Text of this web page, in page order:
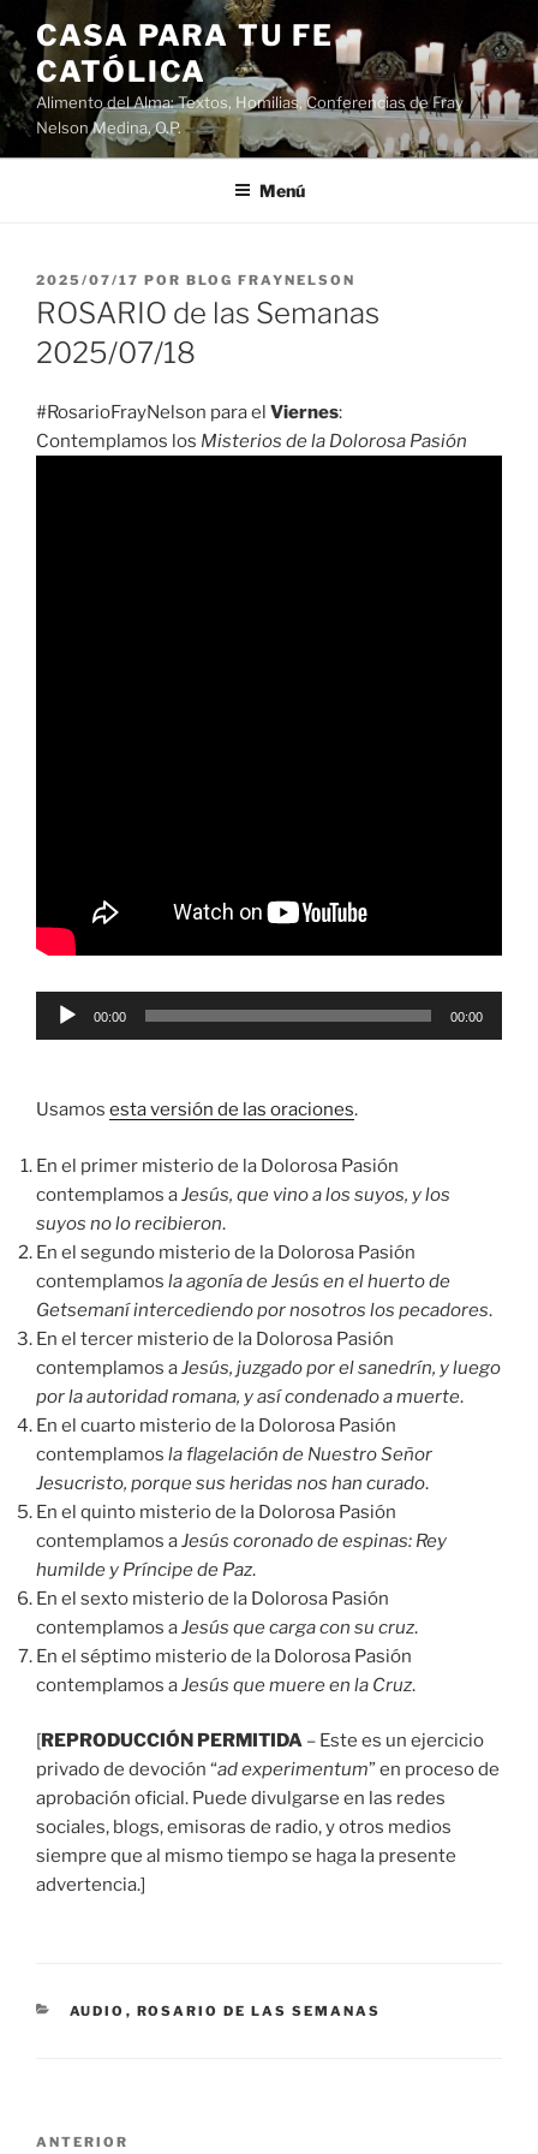
Saltar
al
contenido
CASA PARA TU FE
CATÓLICA
Alimento del Alma: Textos, Homilias, Conferencias de Fray
Nelson Medina, O.P.
Menú
PUBLICADO
EL
2025/07/17 POR BLOG FRAYNELSON
ROSARIO de las Semanas
2025/07/18
#RosarioFrayNelson para el Viernes:
Contemplamos los Misterios de la Dolorosa Pasión
Reproductor
00:00 00:00
Usamos esta versión de las oraciones.
En el primer misterio de la Dolorosa Pasión
contemplamos aJesús, que vino a los suyos, y los
suyos no lo recibieron.
En el segundo misterio de la Dolorosa Pasión
contemplamos la agonía de Jesús en el huerto de
Getsemaní intercediendo por nosotros los pecadores.
En el tercer misterio de la Dolorosa Pasión
contemplamos aJesús, juzgado por el sanedrín, y luego
por la autoridad romana, y así condenado a muerte.
En el cuarto misterio de la Dolorosa Pasión
contemplamos la flagelación de Nuestro Señor
Jesucristo, porque sus heridas nos han curado.
En el quinto misterio de la Dolorosa Pasión
contemplamos aJesús coronado de espinas: Rey
humilde y Príncipe de Paz.
En el sexto misterio de la Dolorosa Pasión
contemplamos aJesús que carga con su cruz.
En el séptimo misterio de la Dolorosa Pasión
contemplamos aJesús que muere en la Cruz.
[REPRODUCCIÓN PERMITIDA – Este es un ejercicio
privado de devoción “ad experimentum” en proceso de
aprobación oficial. Puede divulgarse en las redes
sociales, blogs, emisoras de radio, y otros medios
siempre que al mismo tiempo se haga la presente
advertencia.]
CATEGORÍAS
AUDIO , ROSARIO DE LAS SEMANAS
Entrada
ANTERIOR